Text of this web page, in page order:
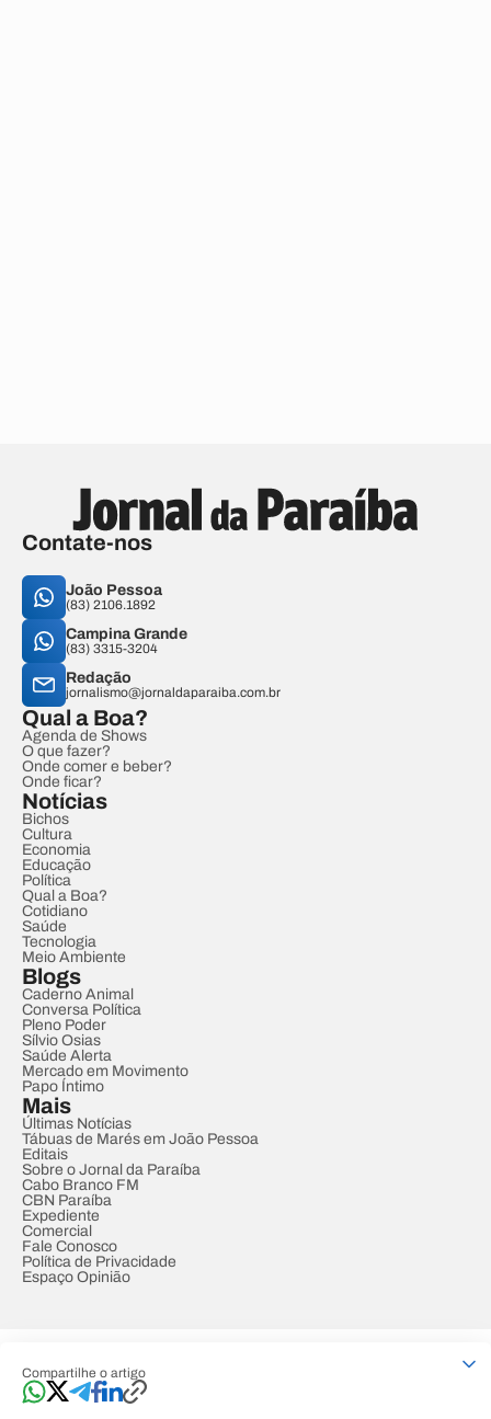
Compartilhe o artigo
Contate-nos
João Pessoa
(83) 2106.1892
Campina Grande
(83) 3315-3204
Redação
jornalismo@jornaldaparaiba.com.br
Qual a Boa?
Agenda de Shows
O que fazer?
Onde comer e beber?
Onde ficar?
Notícias
Bichos
Cultura
Economia
Educação
Política
Qual a Boa?
Cotidiano
Saúde
Tecnologia
Meio Ambiente
Blogs
Caderno Animal
Conversa Política
Pleno Poder
Sílvio Osias
Saúde Alerta
Mercado em Movimento
Papo Íntimo
Mais
Últimas Notícias
Tábuas de Marés em João Pessoa
Editais
Sobre o Jornal da Paraíba
Cabo Branco FM
CBN Paraíba
Expediente
Comercial
Fale Conosco
Política de Privacidade
Espaço Opinião
Developed by Designed by